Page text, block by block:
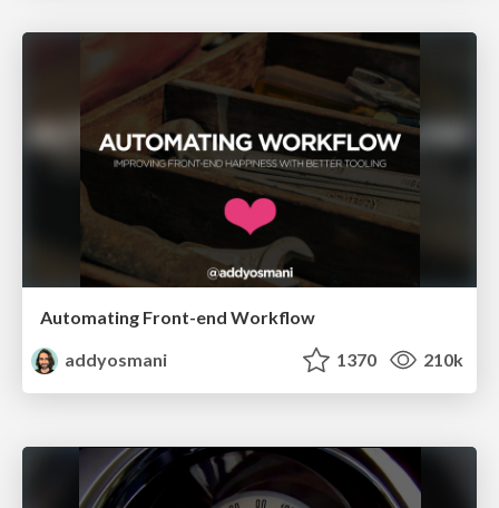
Automating Front-end Workflow
addyosmani
1370 210k